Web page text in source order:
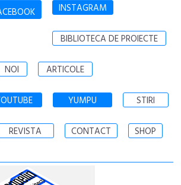
INSTAGRAM
BIBLIOTECA DE PROIECTE
NOI ARTICOLE
YUMPU STIRI
REVISTA CONTACT SHOP